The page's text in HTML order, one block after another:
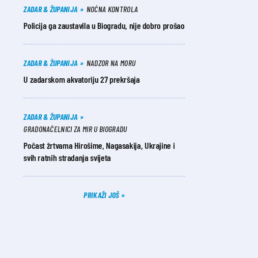
ZADAR & ŽUPANIJA NOĆNA KONTROLA
Policija ga zaustavila u Biogradu, nije dobro prošao
ZADAR & ŽUPANIJA NADZOR NA MORU
U zadarskom akvatoriju 27 prekršaja
ZADAR & ŽUPANIJA
GRADONAČELNICI ZA MIR U BIOGRADU
Počast žrtvama Hirošime, Nagasakija, Ukrajine i
svih ratnih stradanja svijeta
PRIKAŽI JOŠ